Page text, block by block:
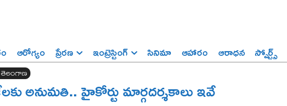
ఆరోగ్యం ప్రేర‌ణ‌ ఇంట్రెస్టింగ్‌ సినిమా ఆహారం ఆరాధన స్పోర్ట్స్‌
తెలంగాణ
అనుమతి.. హైకోర్టు మార్గదర్శకాలు ఇవే